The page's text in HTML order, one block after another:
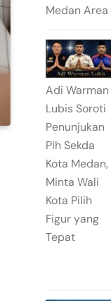
Medan Area
Adi Warman
Lubis Soroti
Penunjukan
Plh Sekda
Kota Medan,
Minta Wali
Kota Pilih
Figur yang
Tepat